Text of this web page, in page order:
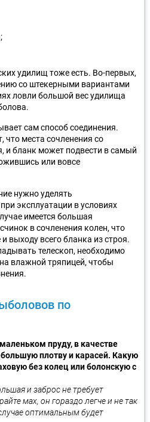
удилищ тоже есть. Во-первых,
со штекерными вариантами
ловли большой вес удилища
сам способ соединения.
места сочленения со
и бланк может подвести в самый
или вовсе
нужно уделять
эксплуатации в условиях
имеется большая
в сочленения колен, что
выходу всего бланка из строя.
телескоп, необходимо
влажной тряпицей, чтобы
по
пруду, в качестве
плотву и карасей. Какую
без колец или болонскую с
и заброс не требует
мах, он гораздо легче и не так
оптимальным будет